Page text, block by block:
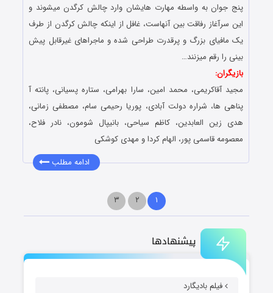
پیشنهادها
فیلم بادیگارد
پنج جوان به واسطه مهارت هایشان وارد چالش کرگدن میشوند و
این سرآغاز رفاقت بین آنهاست، غافل از اینکه چالش کرگدن از طرف
یک مافیای بزرگ و پرقدرت طراحی شده و ماجراهای غیرقابل پیش
بینی را رقم میزنند…
بازیگران:
مجید آقاکریمی، محمد امین، سارا بهرامی، ستاره پسیانی، پانته آ
پناهی ها، شراره دولت آبادی، پوریا رحیمی سام، مصطفی زمانی،
هدی زین العابدین، کاظم سیاحی، بانیپال شومون، نادر فلاح،
معصومه قاسمی پور، الهام کردا و مهدی کوشکی
ادامه مطلب
۱ ۲ ۳